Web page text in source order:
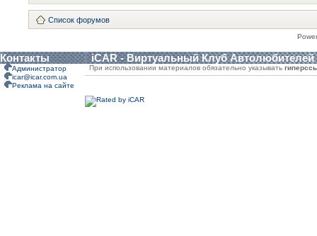
Список форумов
Контакты iCAR - Виртуальный Клуб Автолюбителей
Администратор
icar@icar.com.ua
Реклама на сайте
При использовании материалов обязательно указывать